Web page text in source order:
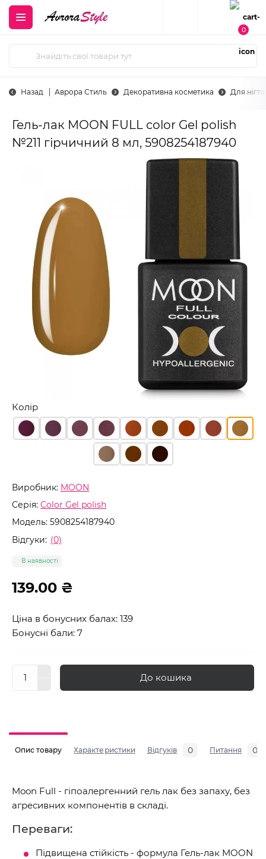
0
Назад Аврора Стиль Декоративна косметика Для нігтів
Гель-лак MOON FULL color Gel polish
№211 гірчичний 8 мл, 5908254187940
Виробник: MOON
Серія: Color Gel polish
Модель: 5908254187940
Відгуки: (0)
В наявності
Колір
139.00 ₴
Ціна в бонусних балах: 139
Бонусні бали: 7
До кошика
Опис товару Характеристики Відгуків 0 Питання 0
Moon Full - гіпоалергенний гель лак без запаху, без
агресивних компонентів в складі.
Переваги:
Підвищена стійкість - формула Гель-лак MOON